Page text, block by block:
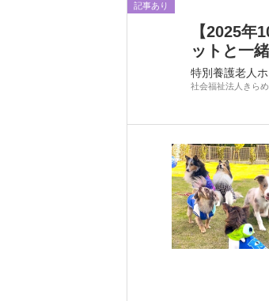
記事あり
【2025
ットと一
特別養護老人
社会福祉法人きら